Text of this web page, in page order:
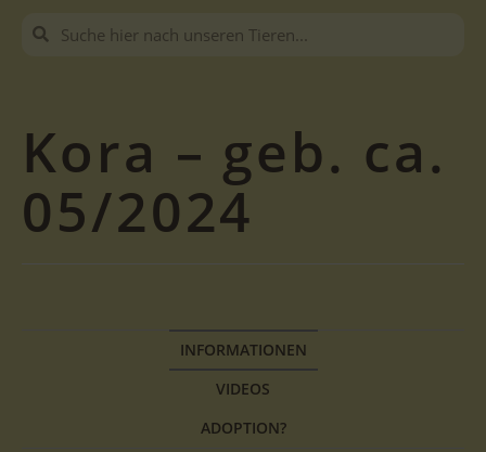
Kora – geb. ca.
05/2024
INFORMATIONEN
VIDEOS
ADOPTION?